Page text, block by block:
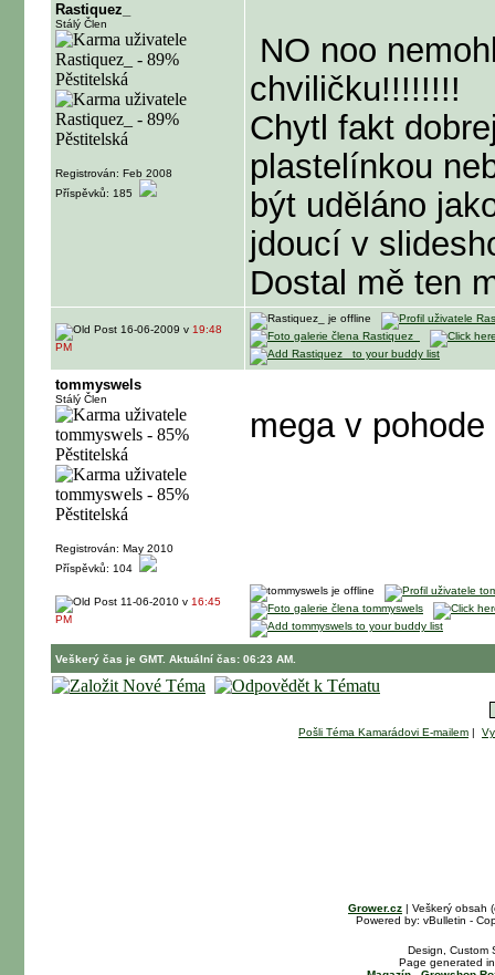
Rastiquez_
Stálý Člen
Registrován: Feb 2008
Příspěvků: 185
NO noo
chviličku!!!!!!!!
Chytl fakt
plastelínkou
být uděláno
jdoucí v
Dostal mě ten
16-06-2009 v 19:48
PM
tommyswels
Stálý Člen
Registrován: May 2010
Příspěvků: 104
mega v pohode
11-06-2010 v 16:45
PM
Veškerý čas je GMT. Aktuální čas: 06:23 AM.
Pošli Téma Kamarádovi E-mailem |
Grower.cz | Veškerý obsah
Powered by: vBulletin -
Design, Custom
Page generated